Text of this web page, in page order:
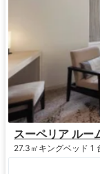
スーペリア ルー
27.3㎡ キングベッド 1